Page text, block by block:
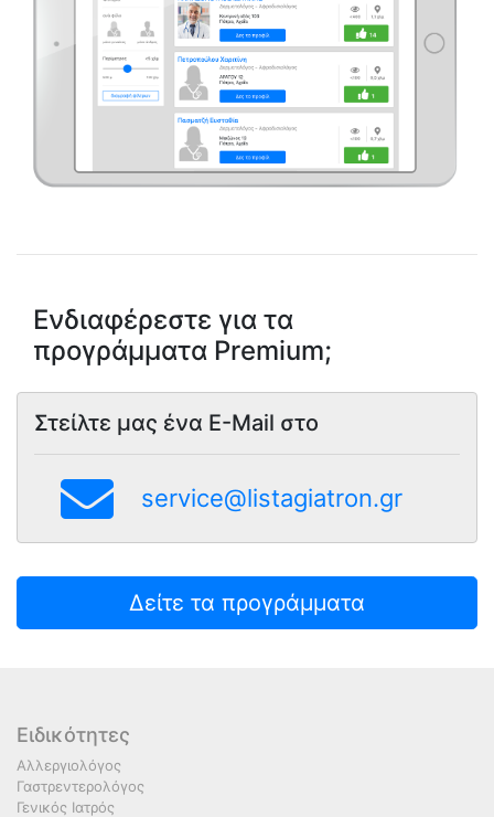
Ενδιαφέρεστε για τα
προγράμματα Premium;
Στείλτε μας ένα E-Mail στο
service@listagiatron.gr
Δείτε τα προγράμματα
Ειδικότητες
Αλλεργιολόγος
Γαστρεντερολόγος
Γενικός Ιατρός